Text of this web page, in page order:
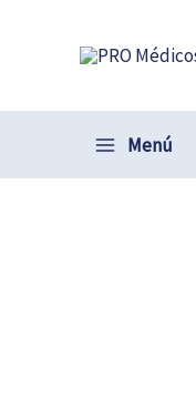
Menú